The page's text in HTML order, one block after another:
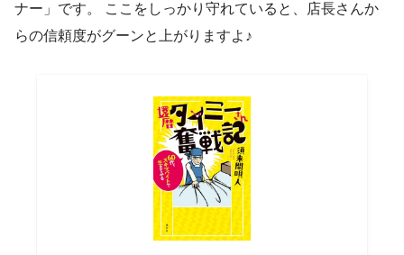
ナー」です。 ここをしっかり守れていると、店長さんか
らの信頼度がグーンと上がりますよ♪